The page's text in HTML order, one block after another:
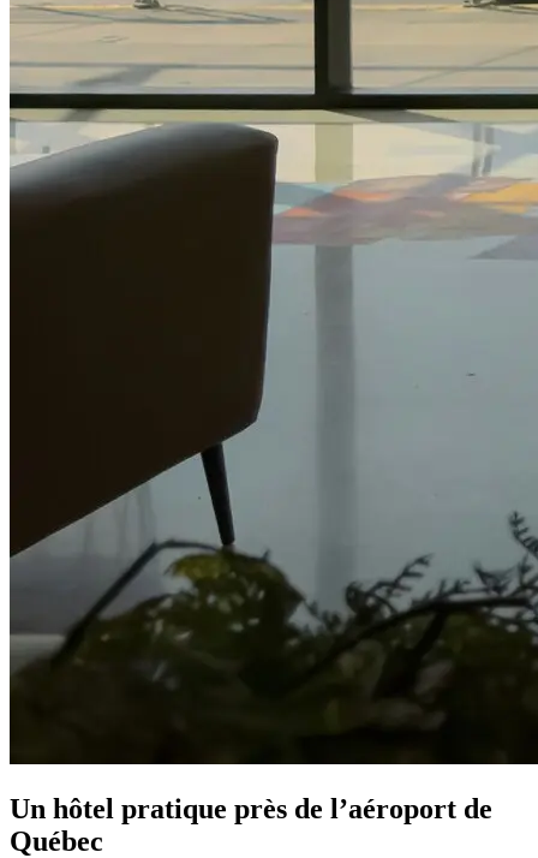
Un hôtel pratique près de l’aéroport de
Québec